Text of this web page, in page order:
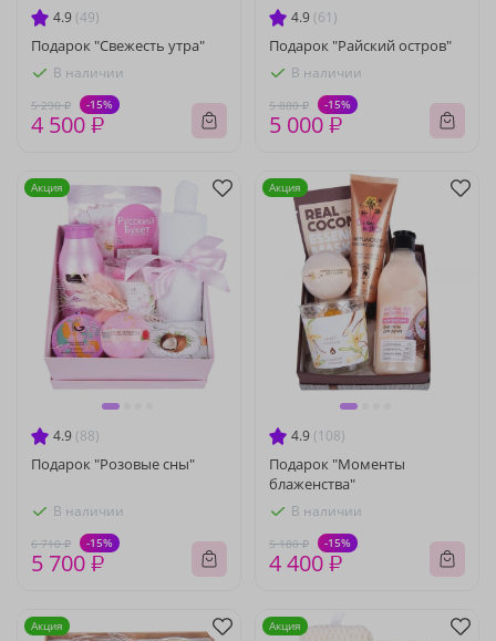
4.9 (49)
Подарок "Свежесть утра"
В наличии
5 290 ₽ -15%
4 500 ₽
4.9 (61)
Подарок "Райский остров"
В наличии
5 880 ₽ -15%
5 000 ₽
4.9 (88)
Подарок "Розовые сны"
В наличии
6 710 ₽ -15%
5 700 ₽
Акция
4.9 (108)
Подарок "Моменты
блаженства"
В наличии
5 180 ₽ -15%
4 400 ₽
Акция
Акция Акция